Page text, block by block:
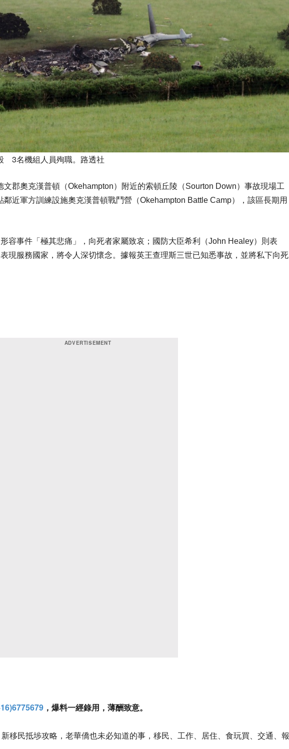
3名機組人員殉職。路透社
郡奧克漢普頓（Okehampton）附近的索頓丘陵（Sourton Down）事故現場工
近軍方訓練設施奧克漢普頓戰鬥營（Okehampton Battle Camp），該區長期用
容事件「極其悲痛」，向死者家屬致哀；國防大臣希利（John Healey）則表
現服務國家，將令人深切懷念。據報英王查理斯三世已知悉事故，並將私下向死
，爆料一經錄用，薄酬致意。
新移民抵埗攻略，老華僑也未必知道的事，移民、工作、居住、食玩買、交通、報